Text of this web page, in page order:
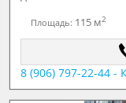
Площадь: 115 м2
8 (906) 797-22-44 -